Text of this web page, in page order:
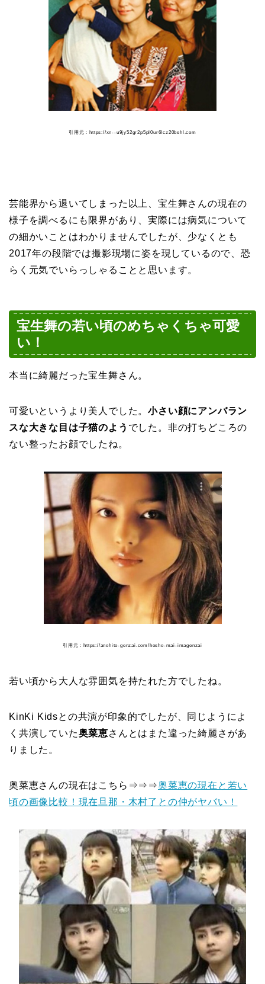
引用元：https://xn--u9jy52gr2p5pl0ur6lcz20behl.com
芸能界から退いてしまった以上、宝生舞さんの現在の
様子を調べるにも限界があり、実際には病気について
の細かいことはわかりませんでしたが、少なくとも
2017年の段階では撮影現場に姿を現しているので、恐
らく元気でいらっしゃることと思います。
宝生舞の若い頃のめちゃくちゃ可愛
い！
本当に綺麗だった宝生舞さん。
可愛いというより美人でした。小さい顔にアンバラン
スな大きな目は子猫のよう でした。非の打ちどころの
ない整ったお顔でしたね。
引用元：https://anohito-genzai.com/hosho-mai-imagenzai
若い頃から大人な雰囲気を持たれた方でしたね。
KinKi Kidsとの共演が印象的でしたが、同じようによ
く共演していた奥菜恵さんとはまた違った綺麗さがあ
りました。
奥菜恵さんの現在はこちら⇒⇒⇒奥菜恵の現在と若い
頃の画像比較！現在旦那・木村了との仲がヤバい！